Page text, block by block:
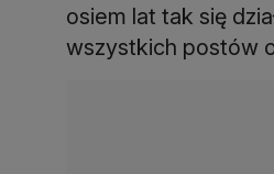
osiem lat tak się
wszystkich postów